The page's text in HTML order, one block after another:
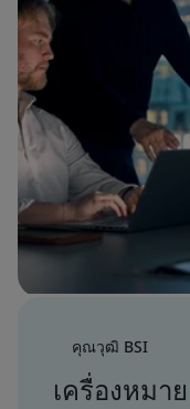
คุณวุฒิ BSI
เครื่องหมา